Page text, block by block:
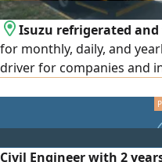
Isuzu refrigerated and
for monthly, daily, and
driver for companies and
Civil Engineer with 2